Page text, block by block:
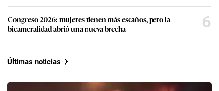
Congreso 2026: mujeres tienen más escaños, pero la
bicameralidad abrió una nueva brecha
6
Últimas noticias